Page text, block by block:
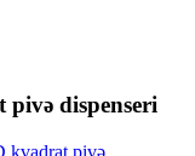
pivə dispenseri